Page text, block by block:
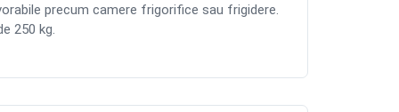
precum camere frigorifice sau frigidere.
250 kg.